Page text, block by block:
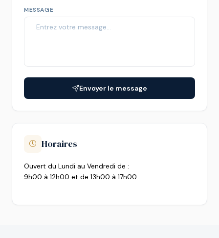
MESSAGE
Envoyer le message
Horaires
Ouvert du Lundi au Vendredi de :
9h00 à 12h00 et de 13h00 à 17h00